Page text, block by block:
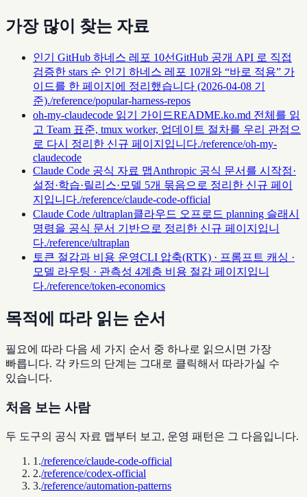
가장 많이 찾는 자료
인기 GitHub 하네스 레포 10선GitHub 공개 API 로 직접
검증한 stars 순 인기 하네스 레포 10개와 “바로 적용” 가
이드를 한 페이지에 정리했습니다 (2026-04-08 기
준)./reference/popular-harness-repos
oh-my-claudecode 읽기 가이드README.ko.md 전체를 읽
고 Team 표준, tmux worker, 업데이트 절차를 우리 관점으
로 다시 정리한 신규 페이지입니다./reference/oh-my-
claudecode
Claude Code 공식 자료 맵Anthropic 공식 문서를 시작점·
설정·학습·릴리스·모델 5개 묶음으로 정리한 신규 페이
지입니다./reference/claude-code-official
Claude Code /ultraplan클라우드 오프로드 planning 슬래시
명령을 공식 문서 기반으로 정리한 신규 페이지입니
다./reference/ultraplan
토큰 절감과 비용 운영CLI 압축(RTK) · 프롬프트 캐싱 ·
모델 라우팅 · 관측성 4계층 비용 절감 페이지입니
다./reference/token-economics
목적에 따라 읽는 순서
필요에 따라 다음 세 가지 순서 중 하나로 읽으시면 가장
빠릅니다. 각 카드의 단계는 그대로 클릭해서 따라가실 수
있습니다.
처음 보는 사람
두 도구의 공식 자료 맵부터 보고, 운영 패턴은 그 다음입니다.
1 ./reference/claude-code-official
2./reference/codex-official
3./reference/automation-patterns